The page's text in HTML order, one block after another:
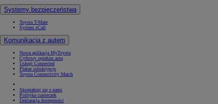
Systemy bezpieczeństwa
Toyota T-Mate
System eCall
Komunikacja z autem
Nowa aplikacja MyToyota
Cyfrowy opiekun auta
Usługi Connected
Płatne subskrypcje
Toyota Connectivity Match
Skontaktuj się z nami
Polityka ciasteczek
Deklaracja dostępności